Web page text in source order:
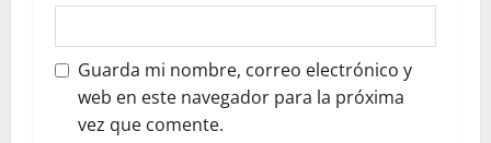
Guarda mi nombre, correo electrónico y
web en este navegador para la próxima
vez que comente.